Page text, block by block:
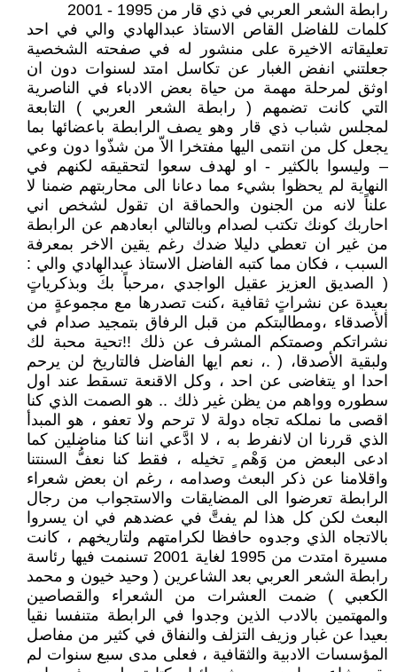
رابطة الشعر العربي في ذي قار من 1995 - 2001
كلمات للفاضل القاص الاستاذ عبدالهادي والي في احد
تعليقاته الاخيرة على منشور له في صفحته الشخصية
جعلتني انفض الغبار عن تكاسل امتد لسنوات دون ان
اوثق لمرحلة مهمة من حياة بعض الادباء في الناصرية
التي كانت تضمهم ( رابطة الشعر العربي ) التابعة
لمجلس شباب ذي قار وهو يصف الرابطة باعضائها بما
يجعل كل من انتمى اليها مفتخرا الاّ من شذّوا دون وعي
– وليسوا بالكثير - او لهدف سعوا لتحقيقه لكنهم في
النهاية لم يحظوا بشيء مما دعانا الى محاربتهم ضمنا لا
علناً لانه من الجنون والحماقة ان تقول لشخص اني
احاربك كونك تكتب لصدام وبالتالي ابعادهم عن الرابطة
من غير ان تعطي دليلا ضدك رغم يقين الاخر بمعرفة
السبب ، فكان مما كتبه الفاضل الاستاذ عبدالهادي والي :
( الصديق العزيز عقيل الواجدي ،مرحباً بكَ وبذكرياتٍ
بعيدة عن نشراتٍ ثقافية ،كنت تصدرها مع مجموعةٍ من
ألأصدقاء ،ومطالبتكم من قبل الرفاق بتمجيد صدام في
نشراتكم وصمتكم المشرف عن ذلك !!تحية محبة لك
ولبقية الأصدقا، ( .، نعم ايها الفاضل فالتاريخ لن يرحم
احدا او يتغاضى عن احد ، وكل الاقنعة تسقط عند اول
سطوره وواهم من يظن غير ذلك .. هو الصمت الذي كنا
اقصى ما نملكه تجاه دولة لا ترحم ولا تعفو ، هو المبدأ
الذي قررنا ان لانفرط به ، لا ادَّعي اننا كنا مناضلين كما
ادعى البعض من وَهْم ٍ تخيله ، فقط كنا نعفُّ السنتنا
واقلامنا عن ذكر البعث وصدامه ، رغم ان بعض شعراء
الرابطة تعرضوا الى المضايقات والاستجواب من رجال
البعث لكن كل هذا لم يفتَّ في عضدهم في ان يسروا
بالاتجاه الذي وجدوه حافظا لكرامتهم ولتاريخهم ، كانت
مسيرة امتدت من 1995 لغاية 2001 تسنمت فيها رئاسة
رابطة الشعر العربي بعد الشاعرين ( وحيد خيون و محمد
الكعبي ) ضمت العشرات من الشعراء والقصاصين
والمهتمين بالادب الذين وجدوا في الرابطة متنفسا نقيا
بعيدا عن غبار وزيف التزلف والنفاق في كثير من مفاصل
المؤسسات الادبية والثقافية ، فعلى مدى سبع سنوات لم